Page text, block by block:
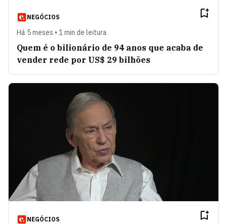
NEGÓCIOS
Há 5 meses • 1 min de leitura
Quem é o bilionário de 94 anos que acaba de
vender rede por US$ 29 bilhões
NEGÓCIOS